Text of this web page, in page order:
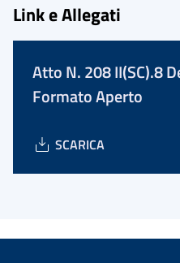
Link e Allegati
Atto N. 208 II(SC).8
Formato Aperto
SCARICA